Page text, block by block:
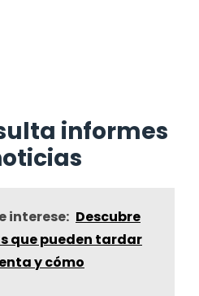
informes
interese: Descubre
que pueden tardar
y cómo